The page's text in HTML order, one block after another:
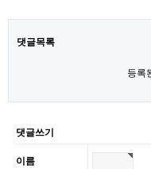
댓글목록
등록
댓글쓰기
이름